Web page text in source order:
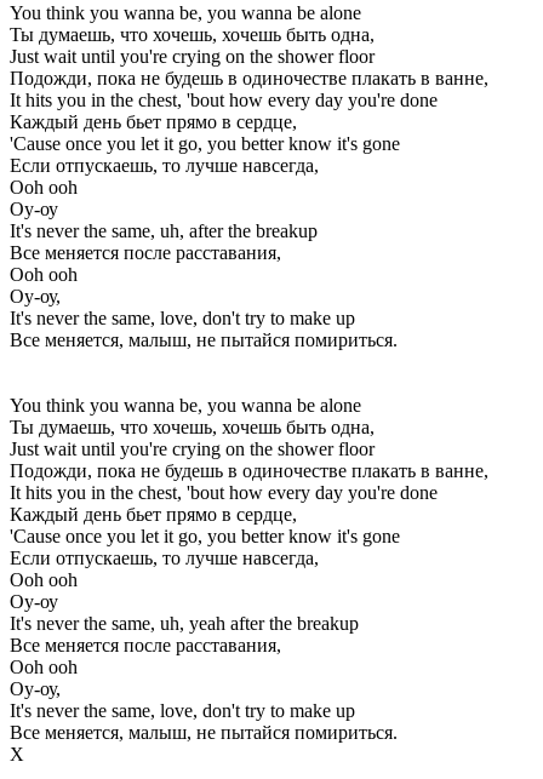
You think you wanna be, you wanna be alone
Ты думаешь, что хочешь, хочешь быть одна,
Just wait until you're crying on the shower floor
Подожди, пока не будешь в одиночестве плакать в ванне,
It hits you in the chest, 'bout how every day you're done
Каждый день бьет прямо в сердце,
'Cause once you let it go, you better know it's gone
Если отпускаешь, то лучше навсегда,
Ooh ooh
Оу-оу
It's never the same, uh, after the breakup
Все меняется после расставания,
Ooh ooh
Оу-оу,
It's never the same, love, don't try to make up
Все меняется, малыш, не пытайся помириться.
You think you wanna be, you wanna be alone
Ты думаешь, что хочешь, хочешь быть одна,
Just wait until you're crying on the shower floor
Подожди, пока не будешь в одиночестве плакать в ванне,
It hits you in the chest, 'bout how every day you're done
Каждый день бьет прямо в сердце,
'Cause once you let it go, you better know it's gone
Если отпускаешь, то лучше навсегда,
Ooh ooh
Оу-оу
It's never the same, uh, yeah after the breakup
Все меняется после расставания,
Ooh ooh
Оу-оу,
It's never the same, love, don't try to make up
Все меняется, малыш, не пытайся помириться.
Х